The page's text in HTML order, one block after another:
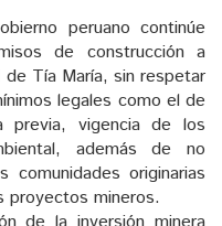
peruano continúe
de construcción a
Tía María, sin respetar
legales como el de
previa, vigencia de los
además de no
comunidades originarias
proyectos mineros.